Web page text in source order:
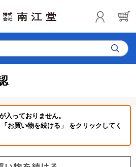
入っておりません。
お買い物を続ける」 をクリックしてく